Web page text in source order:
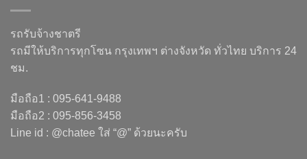
รถรับจ้างชาตรี
รถมีให้บริการทุกโซน กรุงเทพฯ ต่างจังหวัด ทั่วไทย บริการ 24
ชม.
มือถือ1 : 095-641-9488
มือถือ2 : 095-856-3458
Line id : @chatee ใส่ “@” ด้วยนะครับ